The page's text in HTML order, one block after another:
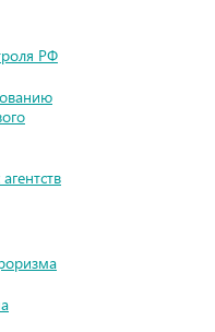
РФ